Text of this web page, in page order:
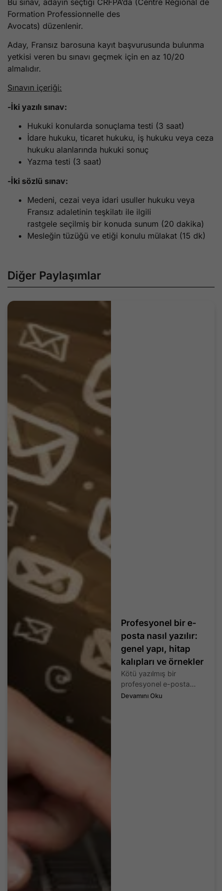
Formation Professionnelle des
Avocats) düzenlenir.
Aday, Fransız barosuna kayıt başvurusunda bulunma
yetkisi veren bu sınavı geçmek için en az 10/20
almalıdır.
Sınavın içeriği:
-İki yazılı sınav:
Hukuki konularda sonuçlama testi (3 saat)
İdare hukuku, ticaret hukuku, iş hukuku veya ceza
hukuku alanlarında hukuki sonuç
Yazma testi (3 saat)
-İki sözlü sınav:
Medeni, cezai veya idari usuller hukuku veya
Fransız adaletinin teşkilatı ile ilgili
rastgele seçilmiş bir konuda sunum (20 dakika)
Mesleğin tüzüğü ve etiği konulu mülakat (15 dk)
Diğer Paylaşımlar
Profesyonel bir e-
posta nasıl yazılır:
genel yapı, hitap
kalıpları ve örnekler
Kötü yazılmış bir
profesyonel e-posta...
Devamını Oku